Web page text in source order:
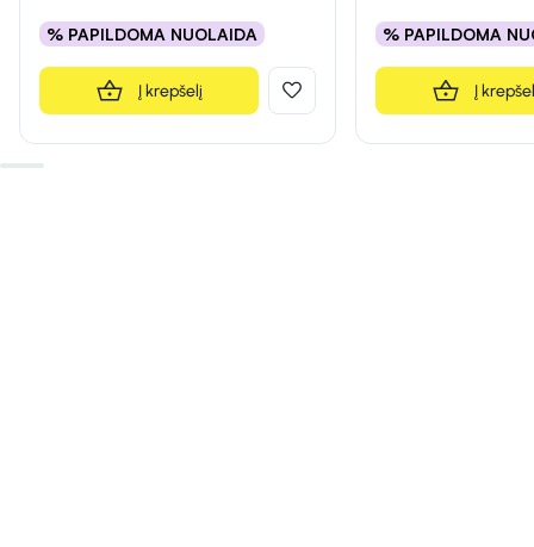
% PAPILDOMA NUOLAIDA
Į krepšelį
% PAPILDOMA
Į